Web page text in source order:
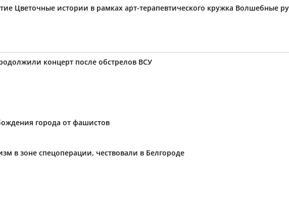
Цветочные истории в рамках арт-терапевтического кружка Волшебные
концерт после обстрелов ВСУ
города от фашистов
в зоне спецоперации, чествовали в Белгороде